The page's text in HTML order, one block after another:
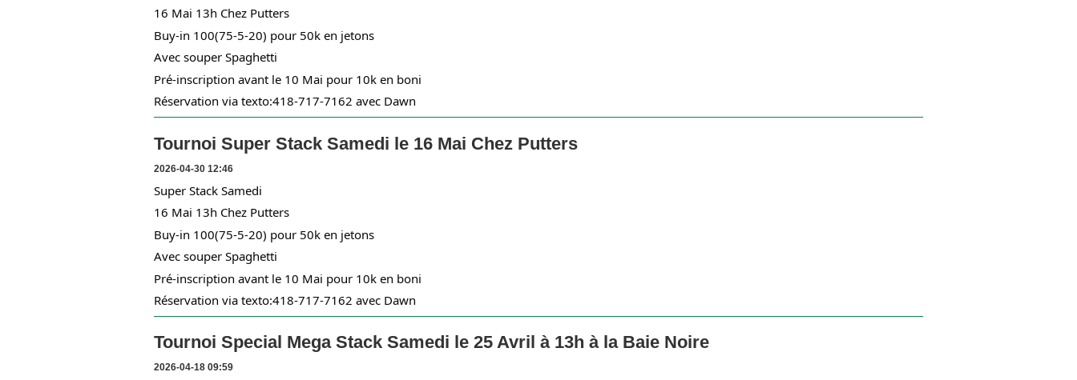
16 Mai 13h Chez Putters
Buy-in 100(75-5-20) pour 50k en jetons
Avec souper Spaghetti
Pré-inscription avant le 10 Mai pour 10k en boni
Réservation via texto:418-717-7162 avec Dawn
Tournoi Super Stack Samedi le 16 Mai Chez Putters
2026-04-30 12:46
Super Stack Samedi
16 Mai 13h Chez Putters
Buy-in 100(75-5-20) pour 50k en jetons
Avec souper Spaghetti
Pré-inscription avant le 10 Mai pour 10k en boni
Réservation via texto:418-717-7162 avec Dawn
Tournoi Special Mega Stack Samedi le 25 Avril à 13h à la Baie Noire
2026-04-18 09:59